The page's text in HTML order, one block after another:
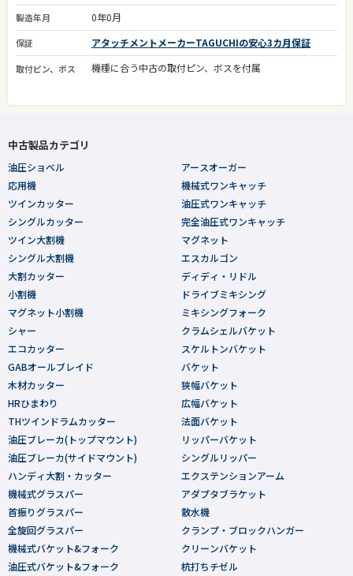
製造年月 0年0月
保証 アタッチメントメーカーTAGUCHIの安心3カ月保証
取付ピン、ボス 機種に合う中古の取付ピン、ボスを付属
中古製品カテゴリ
油圧ショベル
応用機
ツインカッター
シングルカッター
ツイン大割機
シングル大割機
大割カッター
小割機
マグネット小割機
シャー
エコカッター
GABオールブレイド
木材カッター
HRひまわり
THツインドラムカッター
油圧ブレーカ(トップマウント)
油圧ブレーカ(サイドマウント)
ハンディ大割・カッター
機械式グラスパー
首振りグラスパー
全旋回グラスパー
機械式バケット&フォーク
油圧式バケット&フォーク
アースオーガー
機械式ワンキャッチ
油圧式ワンキャッチ
完全油圧式ワンキャッチ
マグネット
エスカルゴン
ディディ・リドル
ドライブミキシング
ミキシングフォーク
クラムシェルバケット
スケルトンバケット
バケット
狭幅バケット
広幅バケット
法面バケット
リッパーバケット
シングルリッパー
エクステンションアーム
アダプタブラケット
散水機
クランプ・ブロックハンガー
クリーンバケット
杭打ちチゼル